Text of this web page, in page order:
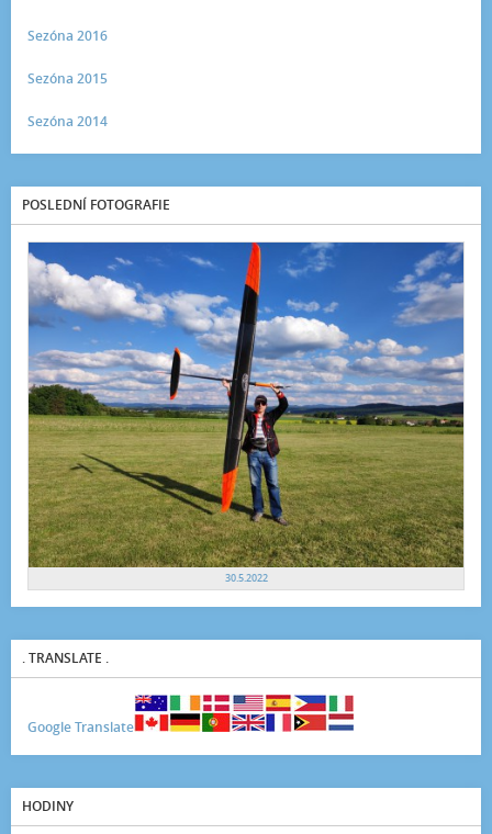
Sezóna 2016
Sezóna 2015
Sezóna 2014
POSLEDNÍ FOTOGRAFIE
30.5.2022
. TRANSLATE .
Google Translate
HODINY